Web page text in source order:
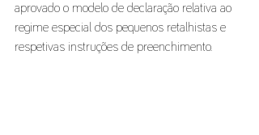
aprovado o modelo de declaração relativa ao
regime especial dos pequenos retalhistas e
respetivas instruções de preenchimento.